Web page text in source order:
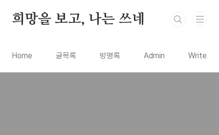
희망을 보고, 나는 쓰네
Home 글목록 방명록 Admin Write